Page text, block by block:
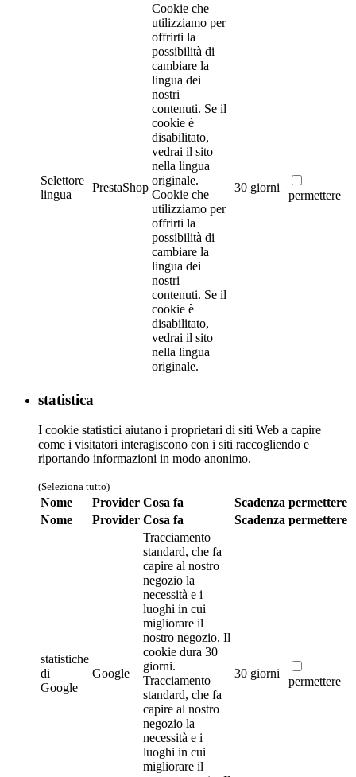
Selettore
lingua
PrestaShop
Cookie che
utilizziamo per
offrirti la
possibilità di
cambiare la
lingua dei
nostri
contenuti. Se il
cookie è
disabilitato,
vedrai il sito
nella lingua
originale.
Cookie che
utilizziamo per
offrirti la
possibilità di
cambiare la
lingua dei
nostri
contenuti. Se il
cookie è
disabilitato,
vedrai il sito
nella lingua
originale.
30 giorni
permettere
statistica
I cookie statistici aiutano i proprietari di siti Web a capire
come i visitatori interagiscono con i siti raccogliendo e
riportando informazioni in modo anonimo.
(Seleziona tutto)
Nome Provider Cosa fa Scadenza permettere
Nome
Provider Cosa fa Scadenza permettere
statistiche
di
Google
Google
Tracciamento
standard, che fa
capire al nostro
negozio la
necessità e i
luoghi in cui
migliorare il
nostro negozio. Il
cookie dura 30
giorni.
Tracciamento
standard, che fa
capire al nostro
negozio la
necessità e i
luoghi in cui
migliorare il
30 giorni
permettere